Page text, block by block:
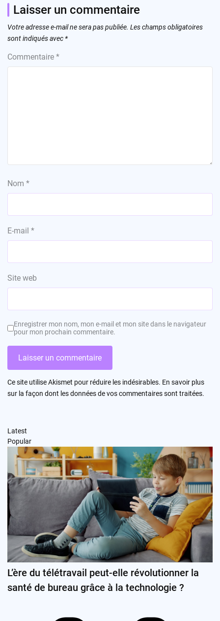
Laisser un commentaire
Votre adresse e-mail ne sera pas publiée. Les champs obligatoires
sont indiqués avec *
Commentaire *
Nom *
E-mail *
Site web
Enregistrer mon nom, mon e-mail et mon site dans le navigateur
pour mon prochain commentaire.
Ce site utilise Akismet pour réduire les indésirables. En savoir plus
sur la façon dont les données de vos commentaires sont traitées.
Latest
Popular
L’ère du télétravail peut-elle révolutionner la
santé de bureau grâce à la technologie ?